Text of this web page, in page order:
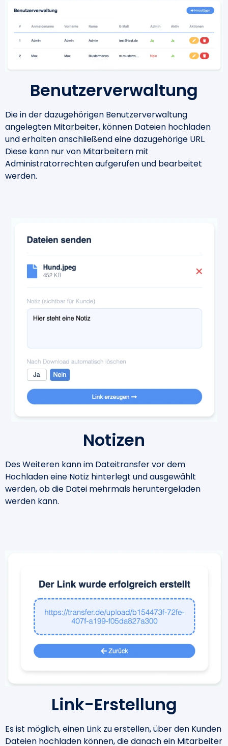
Benutzerverwaltung
Die in der dazugehörigen Benutzerverwaltung
angelegten Mitarbeiter, können Dateien hochladen
und erhalten anschließend eine dazugehörige URL.
Diese kann nur von Mitarbeitern mit
Administratorrechten aufgerufen und bearbeitet
werden.
Notizen
Des Weiteren kann im Dateitransfer vor dem
Hochladen eine Notiz hinterlegt und ausgewählt
werden, ob die Datei mehrmals heruntergeladen
werden kann.
Link-Erstellung
Es ist möglich, einen Link zu erstellen, über den Kunden
Dateien hochladen können, die danach ein Mitarbeiter